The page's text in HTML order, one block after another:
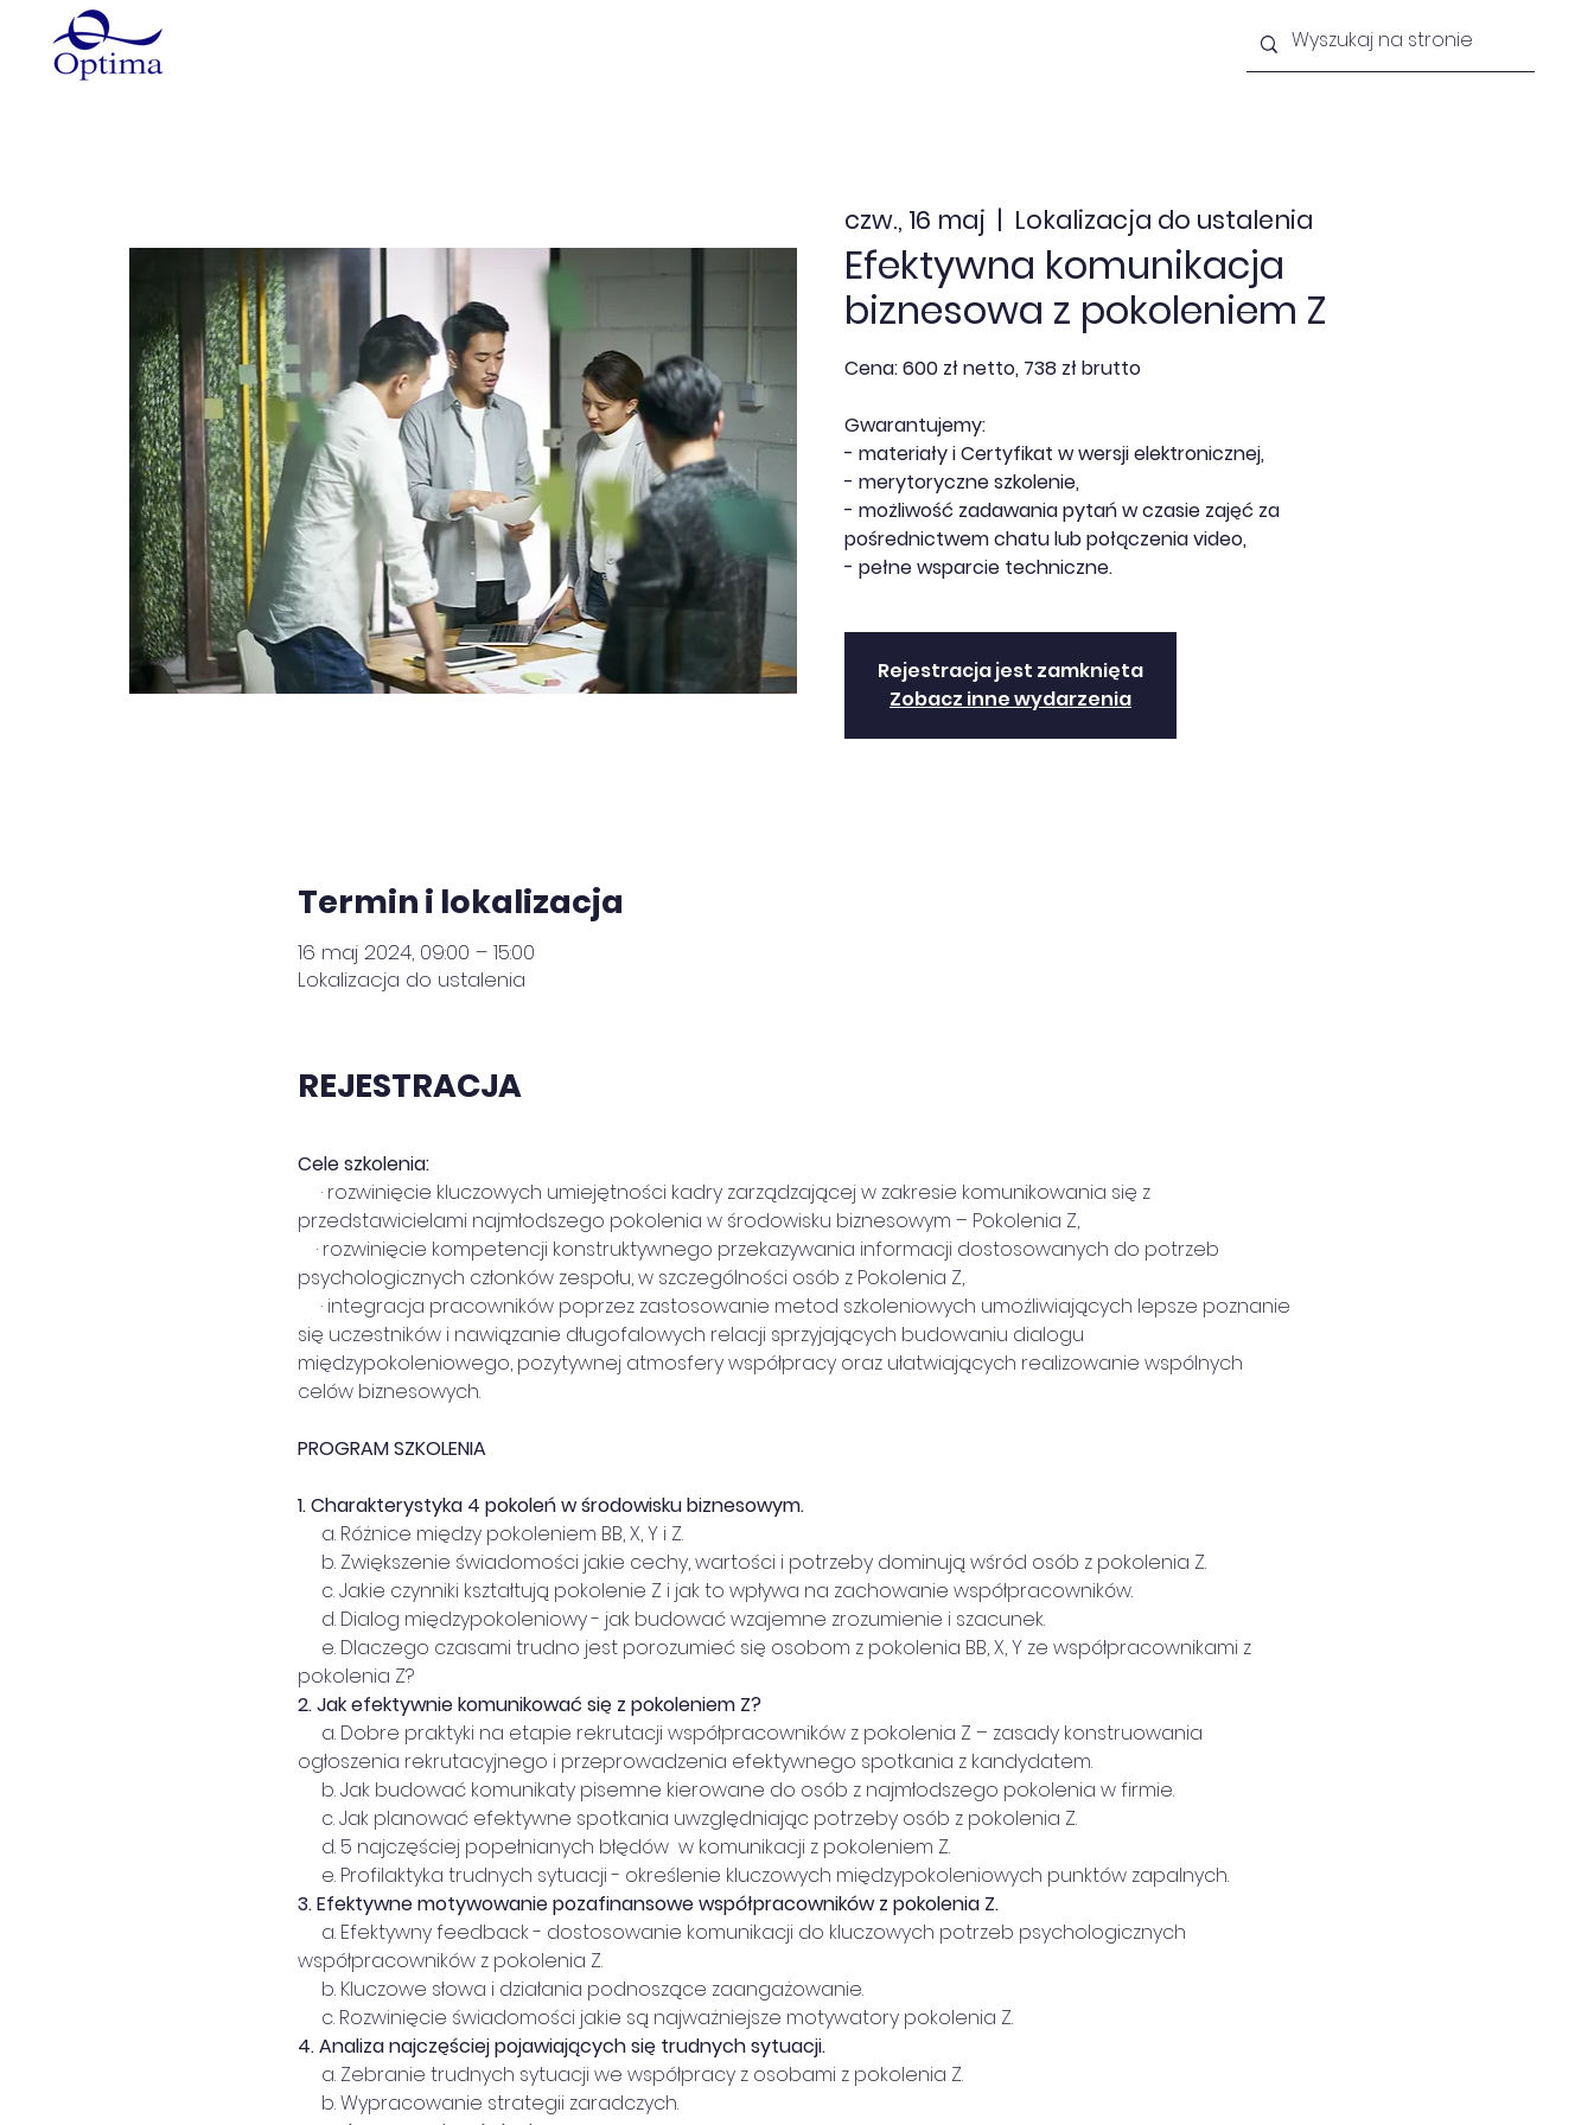
czw., 16 maj
  |
Lokalizacja do ustalenia
Efektywna komunikacja
biznesowa z pokoleniem Z
Cena: 600 zł netto, 738 zł brutto
Gwarantujemy:
- materiały i Certyfikat w wersji elektronicznej,
- merytoryczne szkolenie,
- możliwość zadawania pytań w czasie zajęć za
pośrednictwem chatu lub połączenia video,
- pełne wsparcie techniczne.
Rejestracja jest zamknięta
Zobacz inne wydarzenia
Termin i lokalizacja
16 maj 2024, 09:00 – 15:00
Lokalizacja do ustalenia
REJESTRACJA
Cele szkolenia:
· rozwinięcie kluczowych umiejętności kadry zarządzającej w zakresie komunikowania się z
przedstawicielami najmłodszego pokolenia w środowisku biznesowym – Pokolenia Z,
· rozwinięcie kompetencji konstruktywnego przekazywania informacji dostosowanych do potrzeb
psychologicznych członków zespołu, w szczególności osób z Pokolenia Z,
· integracja pracowników poprzez zastosowanie metod szkoleniowych umożliwiających lepsze poznanie
się uczestników i nawiązanie długofalowych relacji sprzyjających budowaniu dialogu
międzypokoleniowego, pozytywnej atmosfery współpracy oraz ułatwiających realizowanie wspólnych
celów biznesowych.
PROGRAM SZKOLENIA
1.Charakterystyka 4 pokoleń w środowisku biznesowym.
a. Różnice między pokoleniem BB, X, Y i Z.
b. Zwiększenie świadomości jakie cechy, wartości i potrzeby dominują wśród osób z pokolenia Z.
c. Jakie czynniki kształtują pokolenie Z i jak to wpływa na zachowanie współpracowników.
d. Dialog międzypokoleniowy - jak budować wzajemne zrozumienie i szacunek.
e. Dlaczego czasami trudno jest porozumieć się osobom z pokolenia BB, X, Y ze współpracownikami z
pokolenia Z?
2.Jak efektywnie komunikować się z pokoleniem Z?
a. Dobre praktyki na etapie rekrutacji współpracowników z pokolenia Z – zasady konstruowania
ogłoszenia rekrutacyjnego i przeprowadzenia efektywnego spotkania z kandydatem.
b. Jak budować komunikaty pisemne kierowane do osób z najmłodszego pokolenia w firmie.
c. Jak planować efektywne spotkania uwzględniając potrzeby osób z pokolenia Z.
d. 5 najczęściej popełnianych błędów  w komunikacji z pokoleniem Z.
e. Profilaktyka trudnych sytuacji - określenie kluczowych międzypokoleniowych punktów zapalnych.
3.Efektywne motywowanie pozafinansowe współpracowników z pokolenia Z.
a. Efektywny feedback - dostosowanie komunikacji do kluczowych potrzeb psychologicznych
współpracowników z pokolenia Z.
b. Kluczowe słowa i działania podnoszące zaangażowanie.
c. Rozwinięcie świadomości jakie są najważniejsze motywatory pokolenia Z.
4.Analiza najczęściej pojawiających się trudnych sytuacji.
a. Zebranie trudnych sytuacji we współpracy z osobami z pokolenia Z.
b. Wypracowanie strategii zaradczych.